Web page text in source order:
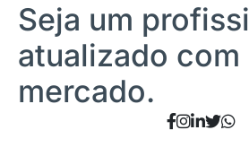
Seja um
atualizado com
mercado.